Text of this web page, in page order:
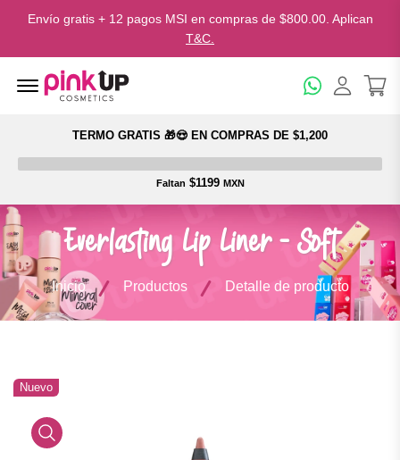
Envío gratis + 12 pagos MSI en compras de $800.00. Aplican
T&C.
Menu Open
TERMO GRATIS 🎁😍 EN COMPRAS DE $1,200
Faltan $1199 MXN
Everlasting Lip Liner - Soft
Inicio Productos Detalle de producto
Nuevo